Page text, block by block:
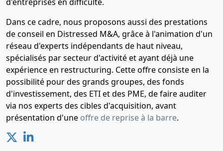
Dans ce cadre, nous proposons aussi des prestations
de conseil en Distressed M&A, grâce à l'animation d'un
réseau d'experts indépendants de haut niveau,
spécialisés par secteur d'activité et ayant déjà une
expérience en restructuring. Cette offre consiste en la
possibilité pour des grands groupes, des fonds
d'investissement, des ETI et des PME, de faire auditer
via nos experts des cibles d'acquisition, avant
présentation d'une offre de reprise à la barre.